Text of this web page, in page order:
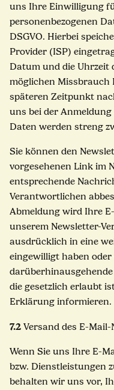
uns Ihre Einwilligung
personenbezogenen
DSGVO. Hierbei
Provider (ISP)
Datum und die Uhrzeit
möglichen Missbrauch
späteren Zeitpunkt
uns bei der
Daten werden streng
Sie können den
vorgesehenen Link im
entsprechende
Verantwortlichen
Abmeldung wird Ihre
unserem Newsletter-
ausdrücklich in eine
eingewilligt haben
die gesetzlich erlaubt
Erklärung informieren.
7.2 Versand des E-
Wenn Sie uns Ihre E-
bzw. Dienstleistungen
behalten wir uns vor,